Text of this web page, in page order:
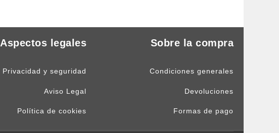
Aspectos legales
Privacidad y seguridad
Aviso Legal
Política de cookies
Sobre la compra
Condiciones generales
Devoluciones
Formas de pago